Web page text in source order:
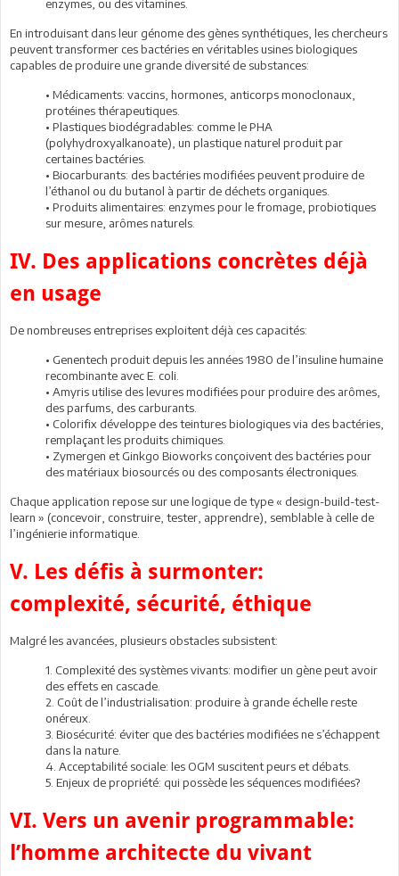
enzymes, ou des vitamines.
En introduisant dans leur génome des gènes synthétiques, les chercheurs
peuvent transformer ces bactéries en véritables usines biologiques
capables de produire une grande diversité de substances:
• Médicaments: vaccins, hormones, anticorps monoclonaux,
protéines thérapeutiques.
• Plastiques biodégradables: comme le PHA
(polyhydroxyalkanoate), un plastique naturel produit par
certaines bactéries.
• Biocarburants: des bactéries modifiées peuvent produire de
l’éthanol ou du butanol à partir de déchets organiques.
• Produits alimentaires: enzymes pour le fromage, probiotiques
sur mesure, arômes naturels.
IV. Des applications concrètes déjà
en usage
De nombreuses entreprises exploitent déjà ces capacités:
• Genentech produit depuis les années 1980 de l’insuline humaine
recombinante avec E. coli.
• Amyris utilise des levures modifiées pour produire des arômes,
des parfums, des carburants.
• Colorifix développe des teintures biologiques via des bactéries,
remplaçant les produits chimiques.
• Zymergen et Ginkgo Bioworks conçoivent des bactéries pour
des matériaux biosourcés ou des composants électroniques.
Chaque application repose sur une logique de type « design-build-test-
learn » (concevoir, construire, tester, apprendre), semblable à celle de
l’ingénierie informatique.
V. Les défis à surmonter:
complexité, sécurité, éthique
Malgré les avancées, plusieurs obstacles subsistent:
1. Complexité des systèmes vivants: modifier un gène peut avoir
des effets en cascade.
2. Coût de l’industrialisation: produire à grande échelle reste
onéreux.
3. Biosécurité: éviter que des bactéries modifiées ne s’échappent
dans la nature.
4. Acceptabilité sociale: les OGM suscitent peurs et débats.
5. Enjeux de propriété: qui possède les séquences modifiées?
VI. Vers un avenir programmable:
l’homme architecte du vivant